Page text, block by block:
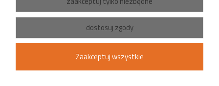
dostosuj zgody
Zaakceptuj wszystkie